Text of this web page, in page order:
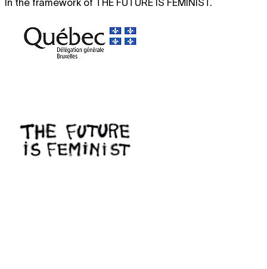
In the framework of THE FUTURE IS FEMINIST.